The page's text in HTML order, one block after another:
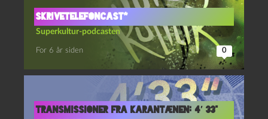
Skrivetelefoncast*
Superkultur-podcasten
For 6 år siden 0
Transmissioner fra Karantænen: 4′ 33”